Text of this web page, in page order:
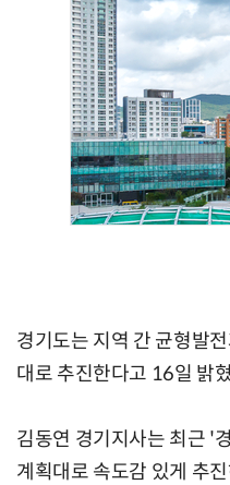
경기도는 지역 간 균형발
대로 추진한다고 16일 밝
김동연 경기지사는 최근 '
계획대로 속도감 있게 추